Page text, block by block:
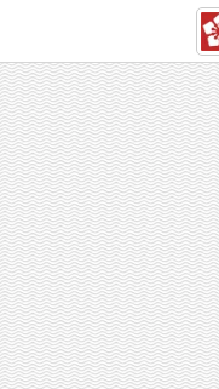
springen